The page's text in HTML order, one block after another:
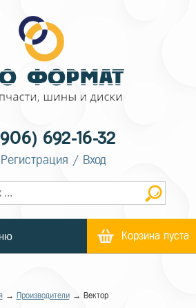
692-16-32
Регистрация / Вход
Корзина пуста
→ Производители→ Вектор